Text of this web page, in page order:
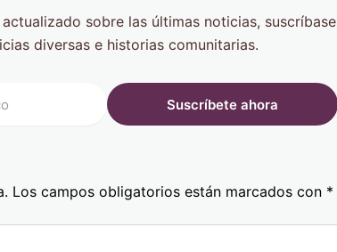
sobre las últimas noticias, suscríbase
diversas e historias comunitarias.
Los campos obligatorios están marcados con *